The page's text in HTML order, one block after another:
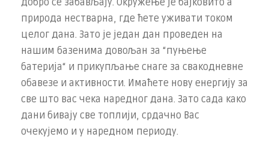
добро се забављају. Окружење је бајковито а
природа нестварна, где ћете уживати током
целог дана. Зато је један дан проведен на
нашим базенима довољан за “пуњење
батерија“ и прикупљање снаге за свакодневне
обавезе и активности. Имаћете нову енергију за
све што вас чека наредног дана. Зато сада како
дани бивају све топлији, срдачно Вас
очекујемо и у наредном периоду.